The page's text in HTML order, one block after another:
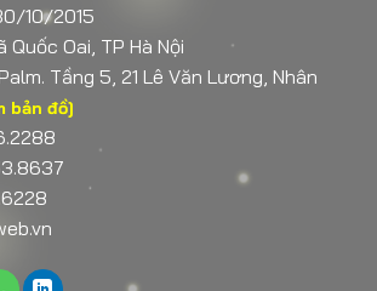
10/2015
Quốc Oai, TP Hà Nội
Tầng 5, 21 Lê Văn Lương, Nhân
bản đồ]